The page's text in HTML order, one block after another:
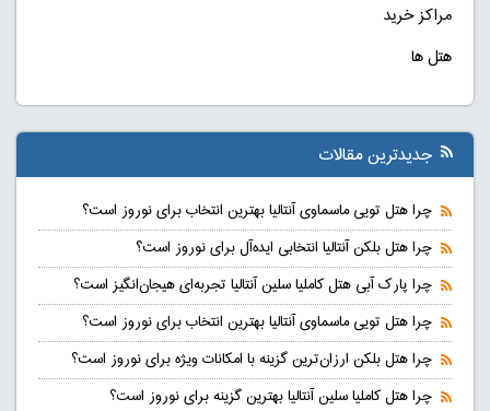
مراکز خرید
هتل ها
جدیدترین مقالات
چرا هتل تویی ماسماوی آنتالیا بهترین انتخاب برای نوروز است؟
چرا هتل بلکن آنتالیا انتخابی ایده‌آل برای نوروز است؟
چرا پارک آبی هتل کاملیا سلین آنتالیا تجربه‌ای هیجان‌انگیز است؟
چرا هتل تویی ماسماوی آنتالیا بهترین انتخاب برای نوروز است؟
چرا هتل بلکن ارزان‌ترین گزینه با امکانات ویژه برای نوروز است؟
چرا هتل کاملیا سلین آنتالیا بهترین گزینه برای نوروز است؟